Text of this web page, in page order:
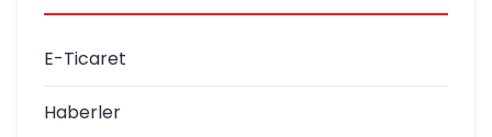
E-Ticaret
Haberler